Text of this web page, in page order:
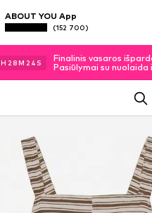
ABOUT YOU App
(152 700)
H 28M 24 S
Finalinis vasaros
Pasiūlymai su nuolaida